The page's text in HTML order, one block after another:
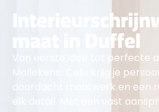
maat in Duffel
Van eerste idee tot perfecte
Mollekens-Celis krijg je
doordacht maatwerk en een
elk detail. Met één vast